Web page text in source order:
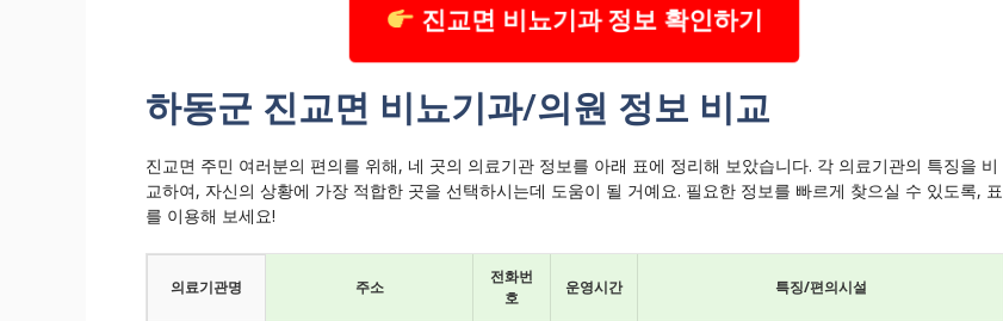
진교면 비뇨기과 정보 확인하기
하동군 진교면 비뇨기과/의원 정보 비교
진교면 주민 여러분의 편의를 위해, 네 곳의 의료기관 정보를 아래 표에 정리해 보았습니다. 각 의료기관의 특징을 비
교하여, 자신의 상황에 가장 적합한 곳을 선택하시는데 도움이 될 거예요. 필요한 정보를 빠르게 찾으실 수 있도록, 표
를 이용해 보세요!
의료기관명 주소
전화번
호
운영시간 특징/편의시설